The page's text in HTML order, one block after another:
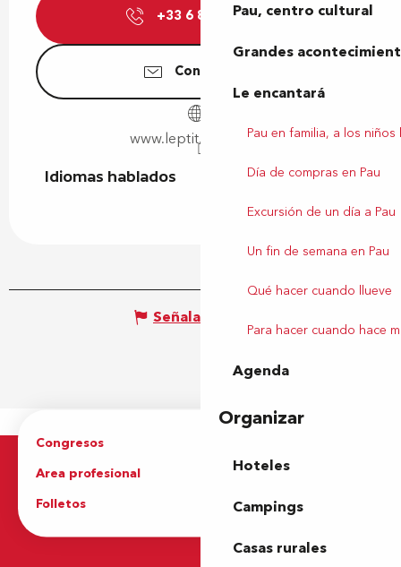
Pau, centro cultural
Grandes
Le encantará
Pau en familia, a los niños
Día de compras en Pau
Excursión de un día a Pau
Un fin de semana en Pau
Qué hacer cuando llueve
Para hacer cuando hace
Agenda
Organizar
Hoteles
Campings
Casas rurales
+33 6 85 51 77▒▒
Contáctenos
www.leptit.tour.free.fr
Idiomas hablados
Idiomas hablados
Señalar un error
Congresos
Area profesional
Prensa
Folletos
Oficina de Turismo